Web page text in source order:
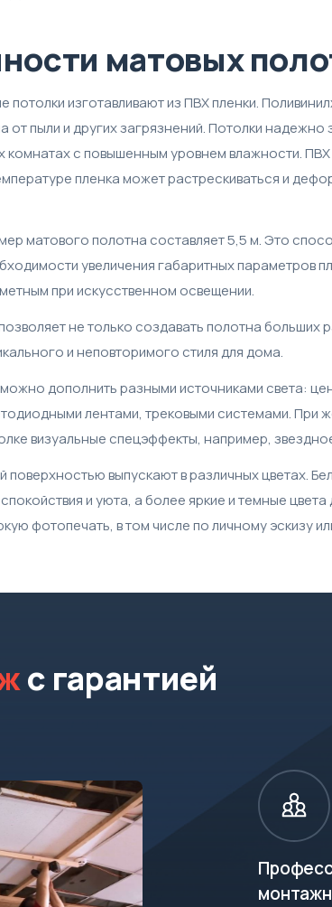
матовых
потолки изготавливают из ПВХ пленки.
от пыли и других загрязнений. Потолки
комнатах с повышенным уровнем влажности.
пленка может растрескиваться и
матового полотна составляет 5,5 м. Это
увеличения габаритных параметров
при искусственном освещении.
не только создавать полотна
и неповторимого стиля для дома.
дополнить разными источниками света:
лентами, трековыми системами. При
визуальные спецэффекты, например,
поверхностью выпускают в различных цветах.
и уюта, а более яркие и темные
фотопечать, в том числе по личному эскизу
с гарантией